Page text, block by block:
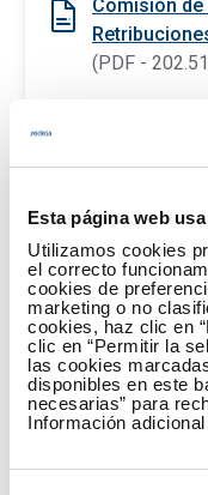
Esta página web
Utilizamos cookies
el correcto
cookies de
marketing o no
cookies, haz clic en
clic en “Permitir la
las cookies
disponibles en este
necesarias” para
Información
Comisión
(PDF -